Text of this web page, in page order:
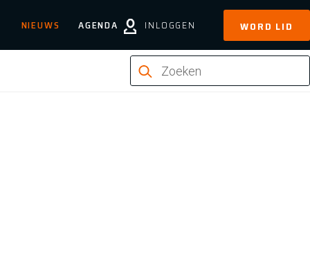
NIEUWS AGENDA INLOGGEN WORD LID